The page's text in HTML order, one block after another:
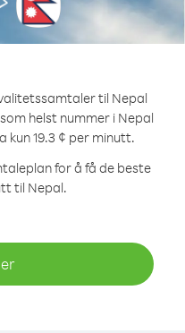
til Nepal
helst nummer i Nepal
kun 19.3 ¢ per minutt.
for å få de beste
til Nepal.